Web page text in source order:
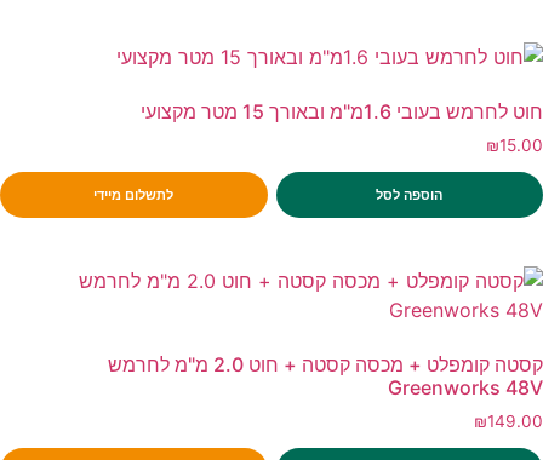
חוט לחרמש בעובי 1.6מ"מ ובאורך 15 מטר מקצועי
₪15.00
הוספה לסל לתשלום מיידי
קסטה קומפלט + מכסה קסטה + חוט 2.0 מ"מ לחרמש
Greenworks 48V
₪149.00